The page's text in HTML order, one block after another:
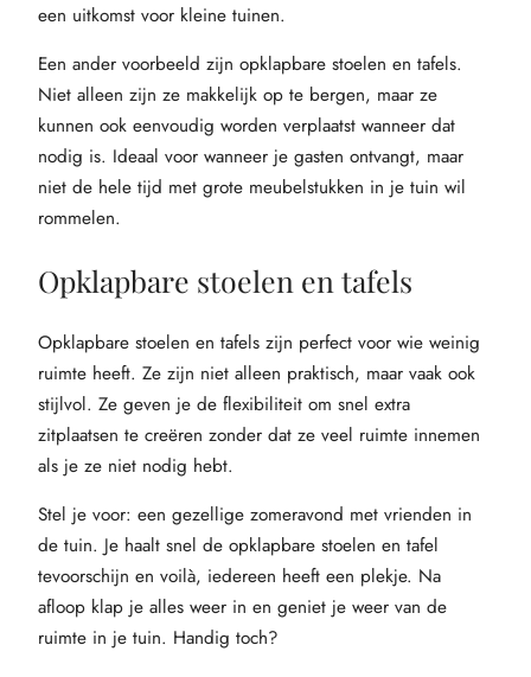
een uitkomst voor kleine tuinen.
Een ander voorbeeld zijn opklapbare stoelen en tafels.
Niet alleen zijn ze makkelijk op te bergen, maar ze
kunnen ook eenvoudig worden verplaatst wanneer dat
nodig is. Ideaal voor wanneer je gasten ontvangt, maar
niet de hele tijd met grote meubelstukken in je tuin wil
rommelen.
Opklapbare stoelen en tafels
Opklapbare stoelen en tafels zijn perfect voor wie weinig
ruimte heeft. Ze zijn niet alleen praktisch, maar vaak ook
stijlvol. Ze geven je de flexibiliteit om snel extra
zitplaatsen te creëren zonder dat ze veel ruimte innemen
als je ze niet nodig hebt.
Stel je voor: een gezellige zomeravond met vrienden in
de tuin. Je haalt snel de opklapbare stoelen en tafel
tevoorschijn en voilà, iedereen heeft een plekje. Na
afloop klap je alles weer in en geniet je weer van de
ruimte in je tuin. Handig toch?